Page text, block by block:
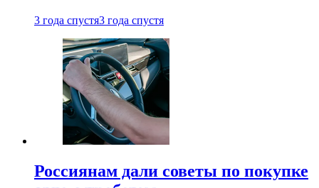
3 года спустя3 года спустя
Россиянам дали советы по покупке